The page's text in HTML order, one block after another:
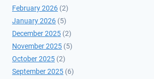
February 2026 (2)
January 2026 (5)
December 2025 (2)
November 2025 (5)
October 2025 (2)
September 2025 (6)